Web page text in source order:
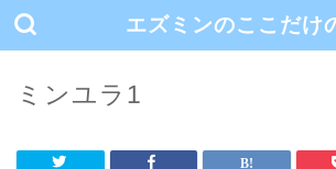
エズミンのここだけ
ミンユラ1